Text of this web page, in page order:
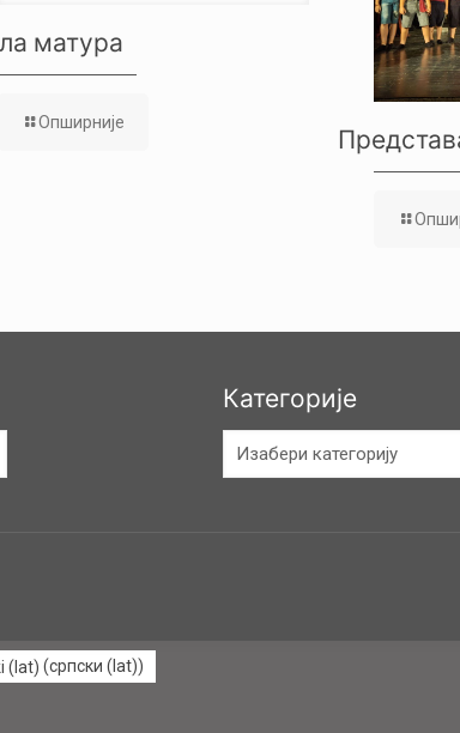
матура
Опширније
Категорије
Категорије
(lat) (српски (lat))